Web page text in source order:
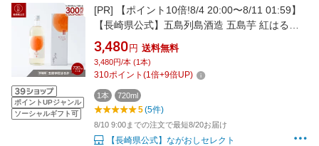
ポイントUPジャンル
ソーシャルギフト可
[PR]
【ポイント10倍!8/4 20:00〜8/11 01:59】
【長崎県公式】五島列島酒造 五島芋 紅はるか
樽熟成 化粧箱入 720ml | お祝い返し お返し 退
職祝い お祝い 結婚内祝い 結婚祝い 還暦祝い 出
産内祝い お酒 ギフト \
3,480 円 送料無料
3,480円/本 (1本)
310ポイント (1倍+9倍UP)
1本 720ml
5(5件)
8/10 9:00までの注文で最短8/20お届け
【長崎県公式】ながおしセレクト